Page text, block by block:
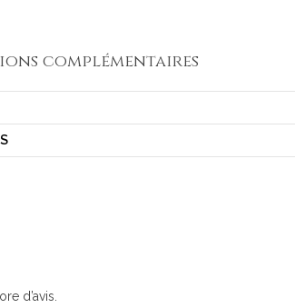
complémentaires
d’avis.